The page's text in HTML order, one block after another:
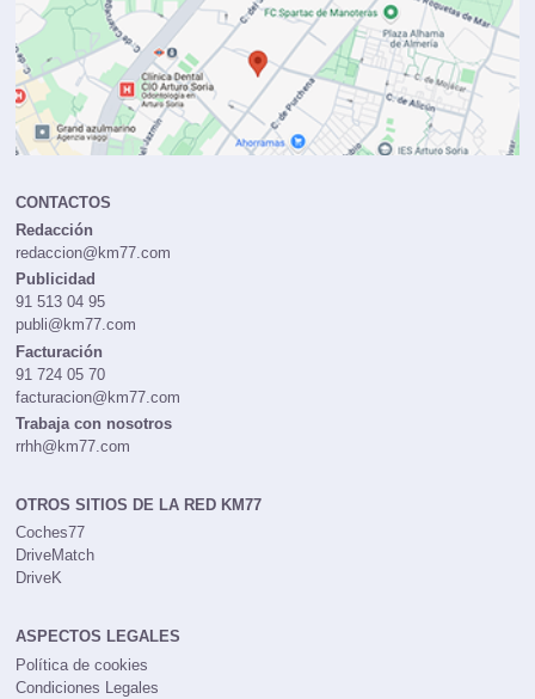
CONTACTOS
Redacción
redaccion@km77.com
Publicidad
91 513 04 95
publi@km77.com
Facturación
91 724 05 70
facturacion@km77.com
Trabaja con nosotros
rrhh@km77.com
OTROS SITIOS DE LA RED KM77
Coches77
DriveMatch
DriveK
ASPECTOS LEGALES
Política de cookies
Condiciones Legales